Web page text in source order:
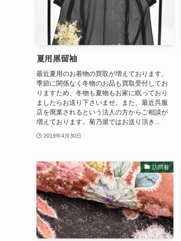
夏用黒留袖
最近夏用のお着物の買取が増えております。
季節に関係なく冬物のお品も買取受付してお
りますため、冬物も夏物もお家に眠っており
ましたらお送り下さいませ。また、最近呉服
店を廃業されるという法人の方からご相談が
増えております。菊乃屋ではお送り頂き...
2019年4月30日
訪問着